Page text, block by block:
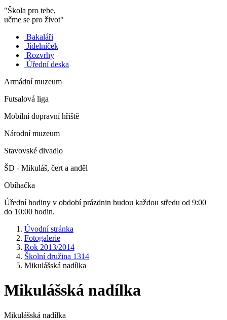
"Škola pro tebe,
učme se pro život"
Bakaláři
Jídelníček
Rozvrhy
Úřední deska
Armádní muzeum
Futsalová liga
Mobilní dopravní hřiště
Národní muzeum
Stavovské divadlo
ŠD - Mikuláš, čert a anděl
Obíhačka
Úřední hodiny v období prázdnin budou každou středu od 9:00
do 10:00 hodin.
Úvodní stránka
Fotogalerie
Rok 2013/2014
Školní družina 1314
Mikulášská nadílka
Mikulášská nadílka
Mikulášská nadílka